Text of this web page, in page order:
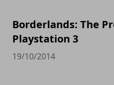
Borderlands: The
Playstation 3
19/10/2014